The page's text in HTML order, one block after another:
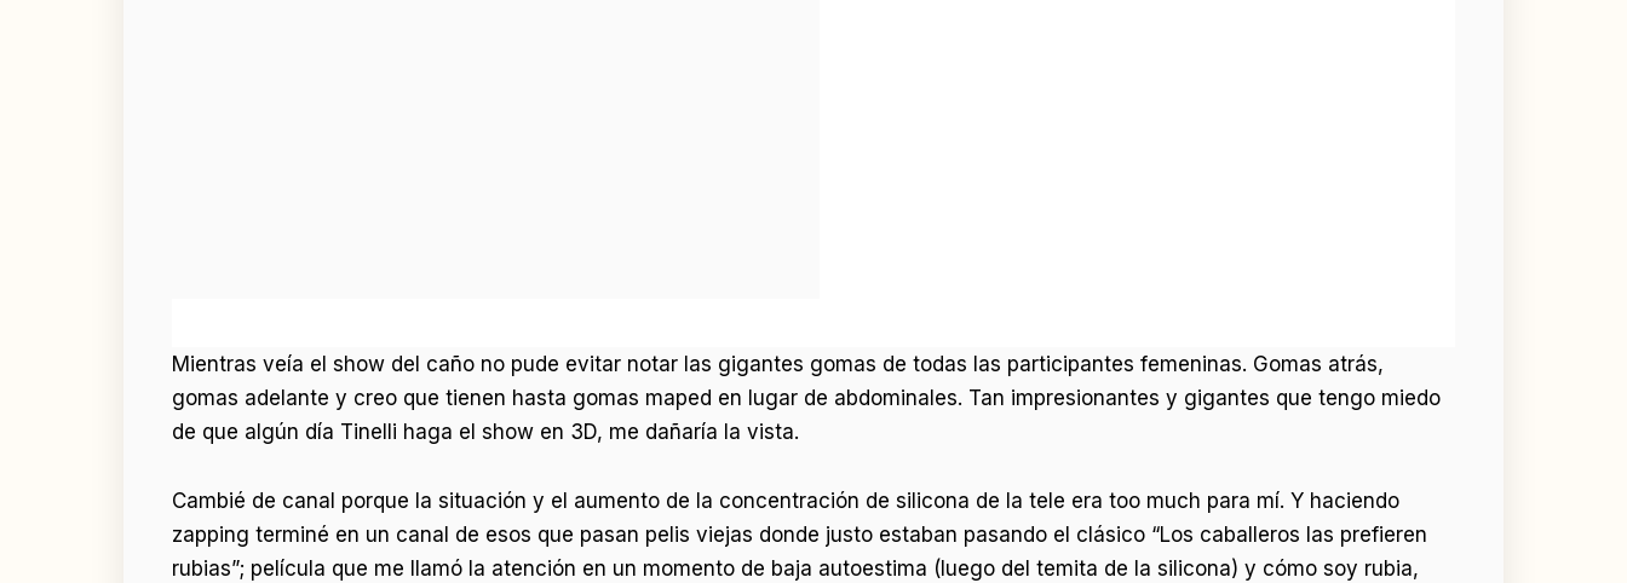
Mientras veía el show del caño no pude evitar notar las gigantes gomas de todas las participantes femeninas. Gomas atrás,
gomas adelante y creo que tienen hasta gomas maped en lugar de abdominales. Tan impresionantes y gigantes que tengo miedo
de que algún día Tinelli haga el show en 3D, me dañaría la vista.
Cambié de canal porque la situación y el aumento de la concentración de silicona de la tele era too much para mí. Y haciendo
zapping terminé en un canal de esos que pasan pelis viejas donde justo estaban pasando el clásico “Los caballeros las prefieren
rubias”; película que me llamó la atención en un momento de baja autoestima (luego del temita de la silicona) y cómo soy rubia,